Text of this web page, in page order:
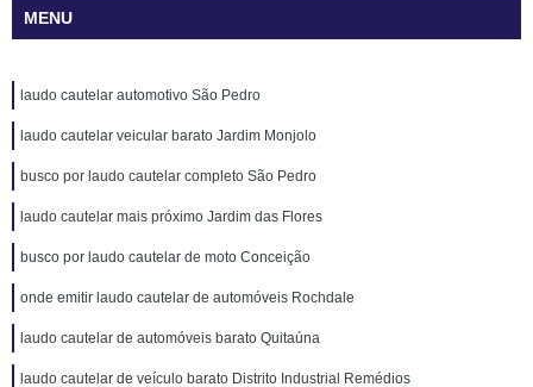
MENU
laudo cautelar automotivo São Pedro
laudo cautelar veicular barato Jardim Monjolo
busco por laudo cautelar completo São Pedro
laudo cautelar mais próximo Jardim das Flores
busco por laudo cautelar de moto Conceição
onde emitir laudo cautelar de automóveis Rochdale
laudo cautelar de automóveis barato Quitaúna
laudo cautelar de veículo barato Distrito Industrial Remédios